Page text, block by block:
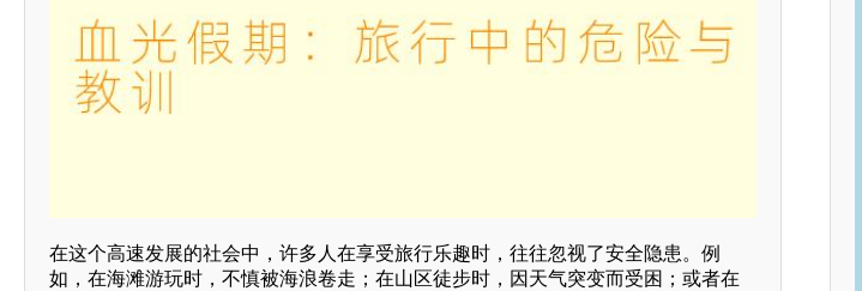
在这个高速发展的社会中，许多人在享受旅行乐趣时，往往忽视了安全隐患。例
如，在海滩游玩时，不慎被海浪卷走；在山区徒步时，因天气突变而受困；或者在